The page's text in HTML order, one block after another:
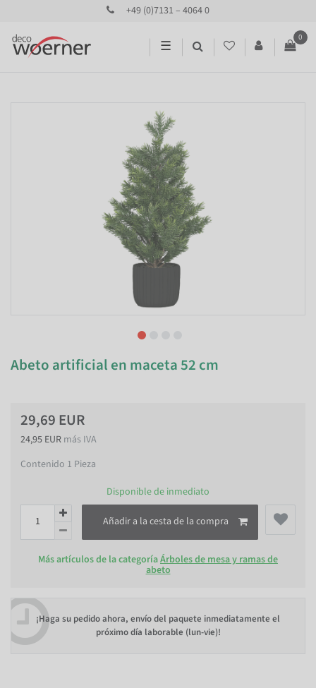
+49 (0)7131 – 4064 0
☰
0
Abeto artificial en maceta 52 cm
29,69 EUR
24,95 EUR más IVA
Contenido 1 Pieza
Disponible de inmediato
Añadir a la cesta de la compra
Más artículos de la categoríaÁrboles de mesa y ramas de
abeto
¡Haga su pedido ahora, envío del paquete inmediatamente el
próximo día laborable (lun-vie)!